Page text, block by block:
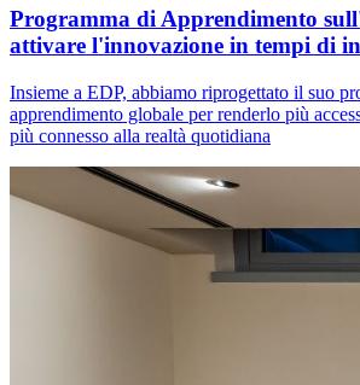
Programma di Apprendimento
attivare l'innovazione in tempi di
Insieme a EDP, abbiamo riprogettato il suo
apprendimento globale per renderlo più
più connesso alla realtà quotidiana